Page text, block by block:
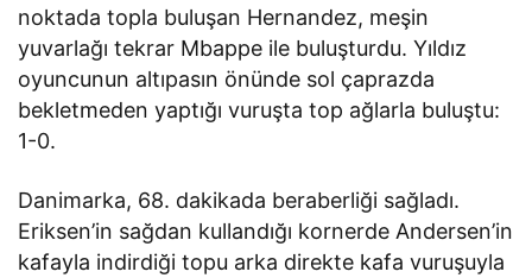
noktada topla buluşan Hernandez, meşin
yuvarlağı tekrar Mbappe ile buluşturdu. Yıldız
oyuncunun altıpasın önünde sol çaprazda
bekletmeden yaptığı vuruşta top ağlarla buluştu:
1-0.
Danimarka, 68. dakikada beraberliği sağladı.
Eriksen’in sağdan kullandığı kornerde Andersen’in
kafayla indirdiği topu arka direkte kafa vuruşuyla